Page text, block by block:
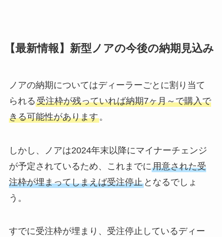
【最新情報】新型ノアの今後の納期見込み
ノアの納期についてはディーラーごとに割り当て
られる受注枠が残っていれば納期7ヶ月～で購入で
きる可能性があります。
しかし、ノアは2024年末以降にマイナーチェンジ
が予定されているため、これまでに用意された受
注枠が埋まってしまえば受注停止となるでしょ
う。
すでに受注枠が埋まり、受注停止しているディー